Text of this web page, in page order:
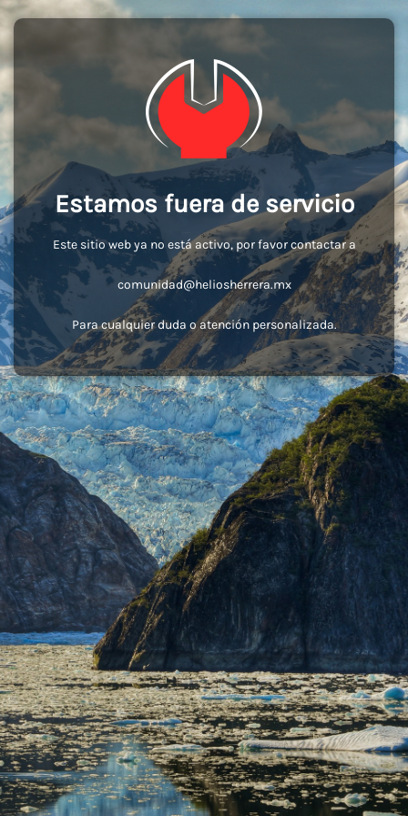
Estamos fuera de servicio
Este sitio web ya no está activo, por favor contactar a
comunidad@heliosherrera.mx
Para cualquier duda o atención personalizada.